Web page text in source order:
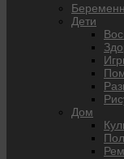
Дети
Дом